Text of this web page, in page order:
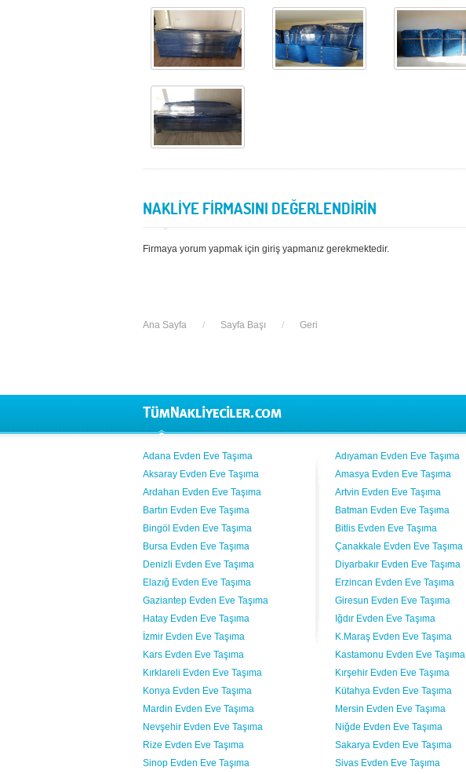
NAKLİYE FİRMASINI DEĞERLENDİRİN
Firmaya yorum yapmak için giriş yapmanız gerekmektedir.
Ana Sayfa / Sayfa Başı / Geri
Adana Evden Eve Taşıma Adıyaman Evden Eve Taşıma
Aksaray Evden Eve Taşıma
Amasya Evden Eve Taşıma
Ardahan Evden Eve Taşıma
Artvin Evden Eve Taşıma
Bartın Evden Eve Taşıma
Batman Evden Eve Taşıma
Bingöl Evden Eve Taşıma
Bitlis Evden Eve Taşıma
Bursa Evden Eve Taşıma
Çanakkale Evden Eve Taşıma
Denizli Evden Eve Taşıma
Diyarbakır Evden Eve Taşıma
Elazığ Evden Eve Taşıma
Erzincan Evden Eve Taşıma
Gaziantep Evden Eve Taşıma
Giresun Evden Eve Taşıma
Hatay Evden Eve Taşıma
Iğdır Evden Eve Taşıma
İzmir Evden Eve Taşıma
K.Maraş Evden Eve Taşıma
Kars Evden Eve Taşıma
Kastamonu Evden Eve Taşıma
Kırklareli Evden Eve Taşıma
Kırşehir Evden Eve Taşıma
Konya Evden Eve Taşıma
Kütahya Evden Eve Taşıma
Mardin Evden Eve Taşıma
Mersin Evden Eve Taşıma
Nevşehir Evden Eve Taşıma
Niğde Evden Eve Taşıma
Rize Evden Eve Taşıma
Sakarya Evden Eve Taşıma
Sinop Evden Eve Taşıma
Sivas Evden Eve Taşıma